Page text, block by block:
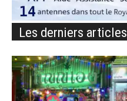
Les derniers articles